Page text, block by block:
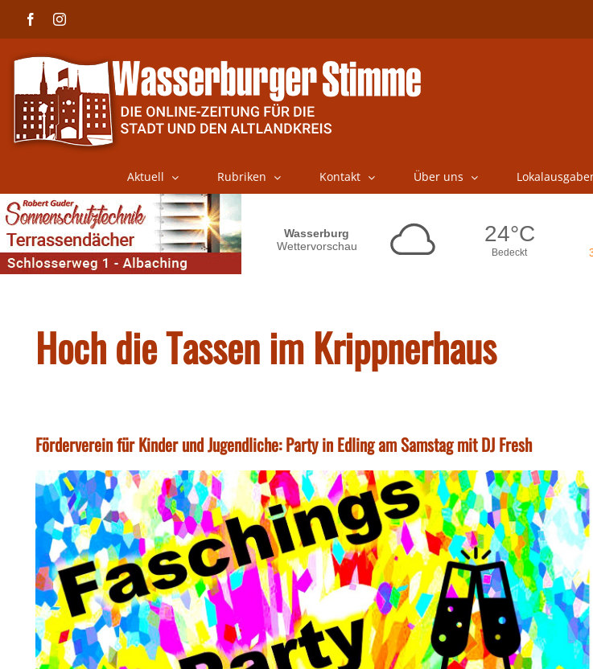
FacebookInstagram
Aktuell Rubriken Kontakt Über uns
Hoch die Tassen im Krippnerhaus
Förderverein für Kinder und Jugendliche: Party in Edling am Samstag mit DJ Fresh